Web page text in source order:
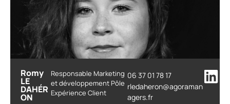
Romy
LE
DAHÉR
ON
Responsable Marketing
et développement Pôle
Expérience Client
06 37 01 78 17
rledaheron@agoraman
agers.fr